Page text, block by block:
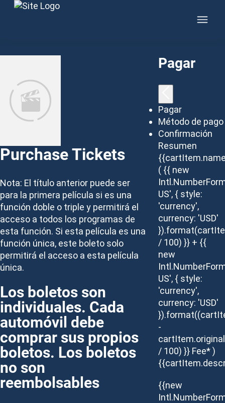
Skip to content
Purchase Tickets
Nota: El título anterior puede ser
para la primera película si es una
función doble o triple y permitirá el
acceso a todos los programas de
esta función. Si esta película es una
función única, este boleto solo
permitirá el acceso a esta película
única.
Los boletos son
individuales. Cada
automóvil debe
comprar sus propios
boletos. Los boletos
no son
reembolsables
Pagar
Pagar
Método de pago
Confirmación
Resumen
( {{ new
US', { style:
'currency',
currency: 'USD'
/ 100) }} + {{
new
US', { style:
'currency',
currency: 'USD'
-
/ 100) }} Fee* )
{{new